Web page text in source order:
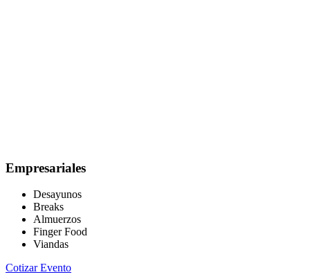
Empresariales
Desayunos
Breaks
Almuerzos
Finger Food
Viandas
Cotizar Evento